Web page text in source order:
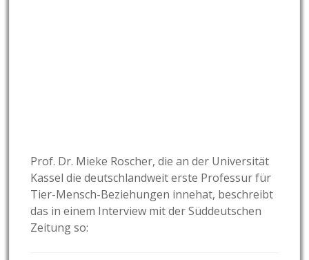
Prof. Dr. Mieke Roscher, die an der Universität
Kassel die deutschlandweit erste Professur für
Tier-Mensch-Beziehungen innehat, beschreibt
das in einem Interview mit der Süddeutschen
Zeitung so: